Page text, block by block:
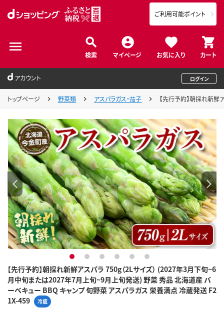
検索 マイページ お気に入り カート
ご利用可能ポイント
アカウント ログイン
トップページ 野菜類 アスパラガス・茄子 【先行予約】朝採れ新
【先行予約】朝採れ新鮮アスパラ 750g（2Lサイズ） (2027年3月下旬~6
月中旬または2027年7月上旬~9月上旬発送) 野菜 秀品 北海道産 バ
ーベキュー BBQ キャンプ 旬野菜 アスパラガス 栄養満点 冷蔵発送 F2
1X-459
冷蔵
1 2 3 4 5 6